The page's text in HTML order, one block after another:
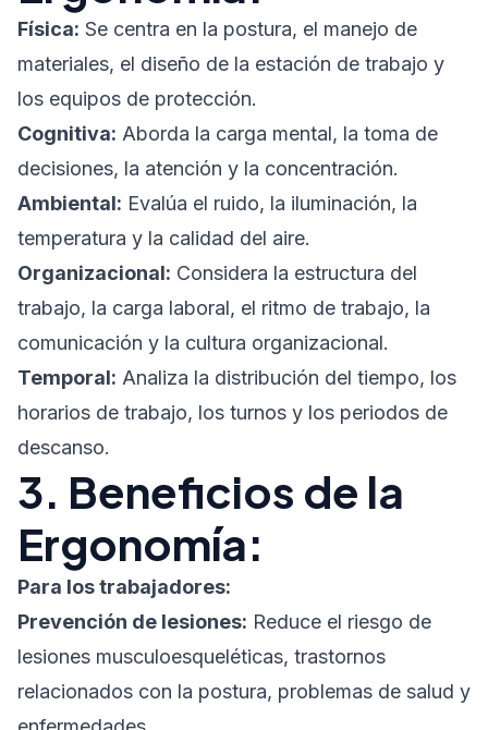
Física: Se centra en la postura, el manejo de
materiales, el diseño de la estación de trabajo y
los equipos de protección.
Cognitiva: Aborda la carga mental, la toma de
decisiones, la atención y la concentración.
Ambiental: Evalúa el ruido, la iluminación, la
temperatura y la calidad del aire.
Organizacional: Considera la estructura del
trabajo, la carga laboral, el ritmo de trabajo, la
comunicación y la cultura organizacional.
Temporal: Analiza la distribución del tiempo, los
horarios de trabajo, los turnos y los periodos de
descanso.
3. Beneficios de la
Ergonomía:
Para los trabajadores:
Prevención de lesiones: Reduce el riesgo de
lesiones musculoesqueléticas, trastornos
relacionados con la postura, problemas de salud y